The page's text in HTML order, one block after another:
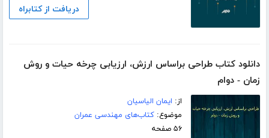
دریافت از کتابراه
دانلود کتاب طراحی براساس ارزش، ارزیابی چرخه حیات و روش
زمان - دوام
از: ایمان الیاسیان
موضوع:کتاب‌های مهندسی عمران
۵۶ صفحه